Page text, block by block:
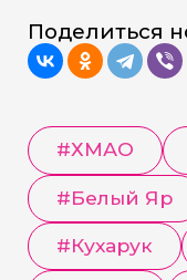
Поделиться
#ХМАО
#Белый Яр
#Кухарук